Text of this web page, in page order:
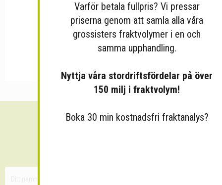
Varför betala fullpris? Vi pressar
priserna genom att samla alla våra
grossisters fraktvolymer i en och
samma upphandling.
Nyttja våra stordriftsfördelar på över
150 milj i fraktvolym!
Boka 30 min kostnadsfri fraktanalys?